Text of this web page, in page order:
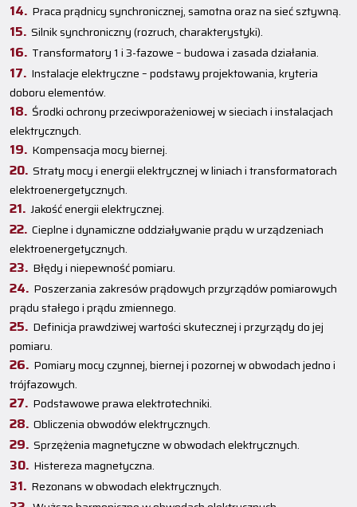
Praca prądnicy synchronicznej, samotna oraz na sieć sztywną.
Silnik synchroniczny (rozruch, charakterystyki).
Transformatory 1 i 3-fazowe – budowa i zasada działania.
Instalacje elektryczne – podstawy projektowania, kryteria
doboru elementów.
Środki ochrony przeciwporażeniowej w sieciach i instalacjach
elektrycznych.
Kompensacja mocy biernej.
Straty mocy i energii elektrycznej w liniach i transformatorach
elektroenergetycznych.
Jakość energii elektrycznej.
Cieplne i dynamiczne oddziaływanie prądu w urządzeniach
elektroenergetycznych.
Błędy i niepewność pomiaru.
Poszerzania zakresów prądowych przyrządów pomiarowych
prądu stałego i prądu zmiennego.
Definicja prawdziwej wartości skutecznej i przyrządy do jej
pomiaru.
Pomiary mocy czynnej, biernej i pozornej w obwodach jedno i
trójfazowych.
Podstawowe prawa elektrotechniki.
Obliczenia obwodów elektrycznych.
Sprzężenia magnetyczne w obwodach elektrycznych.
Histereza magnetyczna.
Rezonans w obwodach elektrycznych.